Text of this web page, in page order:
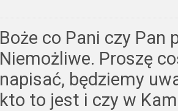
Boże co Pani czy Pan
Niemożliwe. Proszę
napisać, będziemy
kto to jest i czy w